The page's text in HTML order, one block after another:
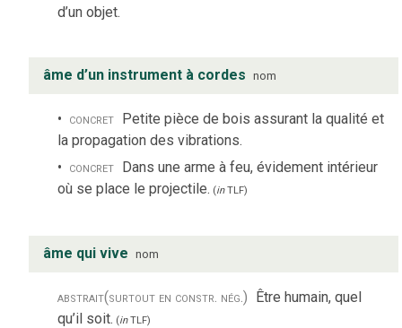
d’un objet.
âme d’un instrument à cordes nom
concret Petite pièce de bois assurant la qualité et
la propagation des vibrations.
concret Dans une arme à feu, évidement intérieur
où se place le projectile. (inTLF)
âme qui vive nom
abstrait(surtout en constr. nég.) Être humain, quel
qu’il soit. (inTLF)